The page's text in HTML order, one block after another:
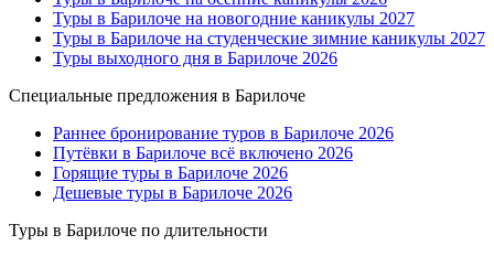
Туры в Барилоче на новогодние каникулы 2027
Туры в Барилоче на студенческие зимние каникулы 2027
Туры выходного дня в Барилоче 2026
Специальные предложения в Барилоче
Раннее бронирование туров в Барилоче 2026
Путёвки в Барилоче всё включено 2026
Горящие туры в Барилоче 2026
Дешевые туры в Барилоче 2026
Туры в Барилоче по длительности